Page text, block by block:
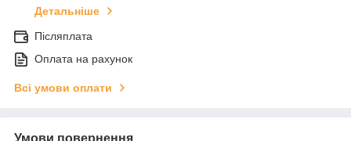
Детальніше
Післяплата
Оплата на рахунок
Всі умови оплати